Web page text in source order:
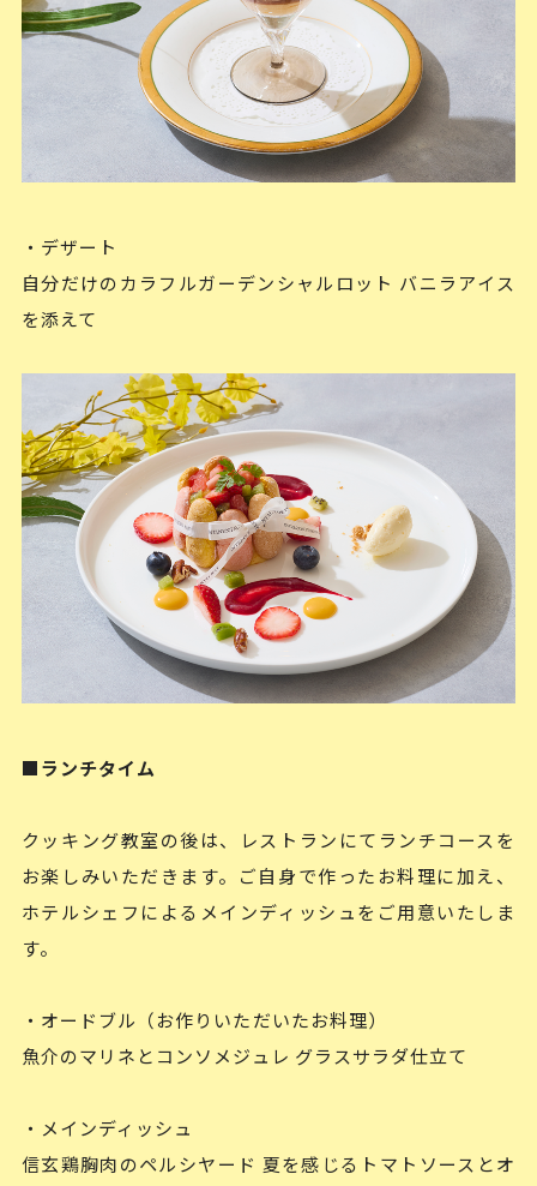
・デザート
自分だけのカラフルガーデンシャルロット バニラアイス
を添えて
■ランチタイム
クッキング教室の後は、レストランにてランチコースを
お楽しみいただきます。ご自身で作ったお料理に加え、
ホテルシェフによるメインディッシュをご用意いたしま
す。
・オードブル（お作りいただいたお料理）
魚介のマリネとコンソメジュレ グラスサラダ仕立て
・メインディッシュ
信玄鶏胸肉のペルシヤード 夏を感じるトマトソースとオ